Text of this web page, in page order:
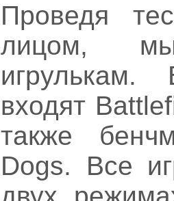
Проведя
лицом,
входят
также
Dogs. Все